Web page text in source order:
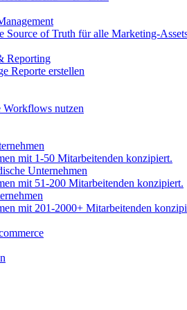
Source of Truth für alle Marketing-
Reporting
Reporte erstellen
Workflows nutzen
mit 1-50 Mitarbeitenden konzipiert.
Unternehmen
mit 51-200 Mitarbeitenden konzipiert.
mit 201-2000+ Mitarbeitenden